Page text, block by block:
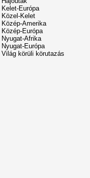
Kelet-Európa
Közel-Kelet
Közép-Amerika
Közép-Európa
Nyugat-Afrika
Nyugat-Európa
Világ körüli körutazás